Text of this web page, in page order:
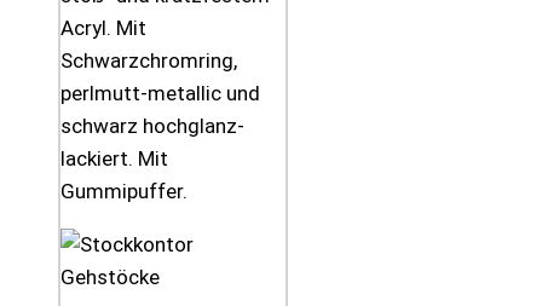
Acryl. Mit
Schwarzchromring,
perlmutt-metallic und
schwarz hochglanz-
lackiert. Mit
Gummipuffer.